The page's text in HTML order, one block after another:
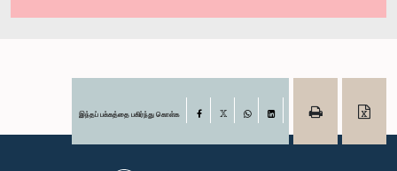
இந்தப் பக்கத்தை பகிர்ந்து கொள்க Facebook